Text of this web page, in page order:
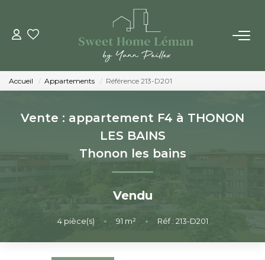
ACHETER
PROGRAMMES NEUFS
ESTIMER EN LIGNE
LES AGENCES
Accueil Appartements Référence 213-D201
Vente : appartement F4 à THONON
LES BAINS
Thonon les bains
Vendu
4pièce(s) • 91 m² • Réf : 213-D201